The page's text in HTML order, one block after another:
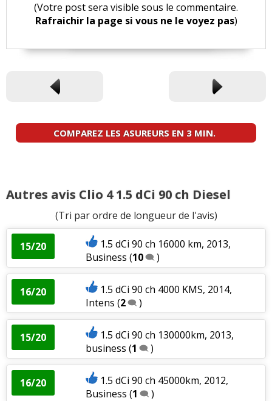
(Votre post sera visible sous le commentaire.
Rafraichir la page si vous ne le voyez pas)
COMPAREZ LES ASUREURS EN 3 MIN.
Autres avis Clio 4 1.5 dCi 90 ch Diesel
(Tri par ordre de longueur de l'avis)
15/20
1.5 dCi 90 ch 16000 km, 2013,
Business (10 )
16/20
1.5 dCi 90 ch 4000 KMS, 2014,
Intens (2 )
15/20
1.5 dCi 90 ch 130000km, 2013,
business (1 )
16/20
1.5 dCi 90 ch 45000km, 2012,
Business (1 )